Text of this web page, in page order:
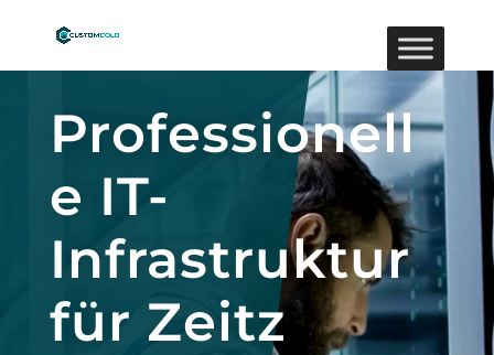
Professionell
e IT-
Infrastruktur
für Zeitz